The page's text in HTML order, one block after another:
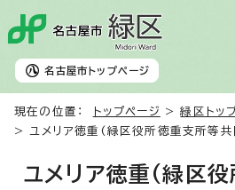
名古屋市 トップページ
現在の位置： トップページ >緑区トッ
> ユメリア徳重(緑区役所徳重支所等共
ユメリア徳重(緑区